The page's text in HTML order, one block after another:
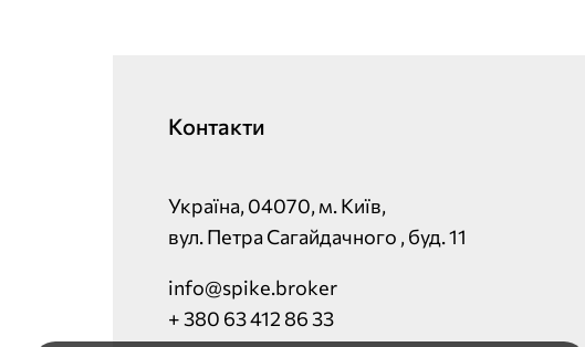
Контакти
Україна, 04070, м. Київ,
вул. Петра Сагайдачного , буд. 11
info@spike.broker
+ 380 63 412 86 33